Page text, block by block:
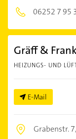
06252 7 95
Gräff &
HEIZUNGS- UND
E-Mail
Grabenstr. 7,